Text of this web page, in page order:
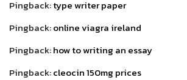
Pingback:type writer paper
Pingback:online viagra ireland
Pingback:how to writing an essay
Pingback:cleocin 150mg prices